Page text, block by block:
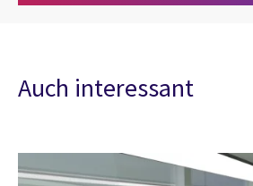
Auch interessant